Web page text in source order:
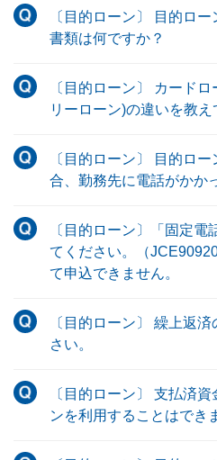
〔目的ローン〕 目的ロ
書類は何ですか？
〔目的ローン〕 カード
リーローン)の違いを教え
〔目的ローン〕 目的ロ
合、勤務先に電話がかか
〔目的ローン〕「固定電
てください。（
て申込できません。
〔目的ローン〕 繰上返
さい。
〔目的ローン〕 支払済
ンを利用することはでき